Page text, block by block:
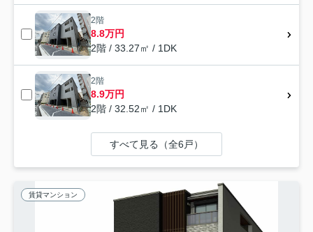
2階
8.8万円
2階 / 33.27㎡ / 1DK
2階
8.9万円
2階 / 32.52㎡ / 1DK
すべて見る（全6戸）
賃貸マンション